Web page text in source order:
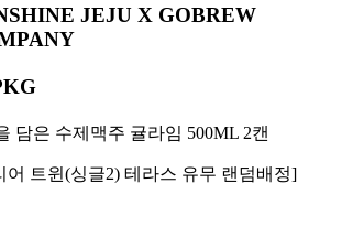
JEJU X GOBREW
담은 수제맥주 귤라임 500ML 2캔
트윈(싱글2) 테라스 유무 랜덤배정]